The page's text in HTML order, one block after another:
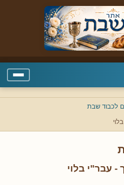
לכבוד שבת
- עבר"י בלוי